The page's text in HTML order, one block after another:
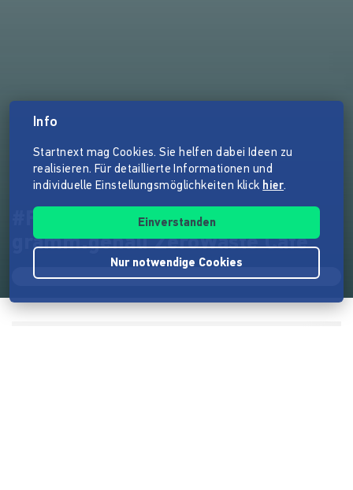
#FrankfurtKannMüllfrei:
gramm.genau ZeroWaste Café
Info
Startnext mag Cookies. Sie helfen dabei Ideen zu
realisieren. Für detaillierte Informationen und
individuelle Einstellungsmöglichkeiten klick hier.
Einverstanden
Nur notwendige Cookies